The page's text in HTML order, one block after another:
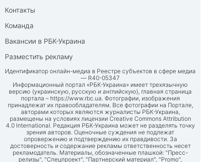
Контакты
Команда
Вакансии в РБК-Украина
Разместить рекламу
Идентификатор онлайн-медиа в Реестре субъектов в сфере медиа
— R40-05347
Информационный портал «РБК-Украина» имеет трехязычную
версию (украинскую, русскую и английскую), главная страница
портала – https://www.rbc.ua. Фотографии, изображения
принадлежат их правообладателям. Все фотографии на Портале,
авторами которых являются журналисты РБК-Украина,
размещены на условиях лицензии Creative Commons Attribution
4.0 International. Редакция РБК-Украина может не разделять точку
зрения авторов. Оценочные суждения не подлежат
опровержению и подтверждению их правдивости. За
достоверность и содержание рекламы ответственность несет
рекламодатель. Материалы, обозначенные плашкой: "Пресс-
релизы", "Спецпроект", "Партнерский материал", "Promo",